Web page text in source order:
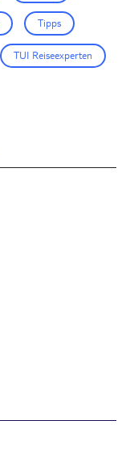
Tipps
TUI Reiseexperten